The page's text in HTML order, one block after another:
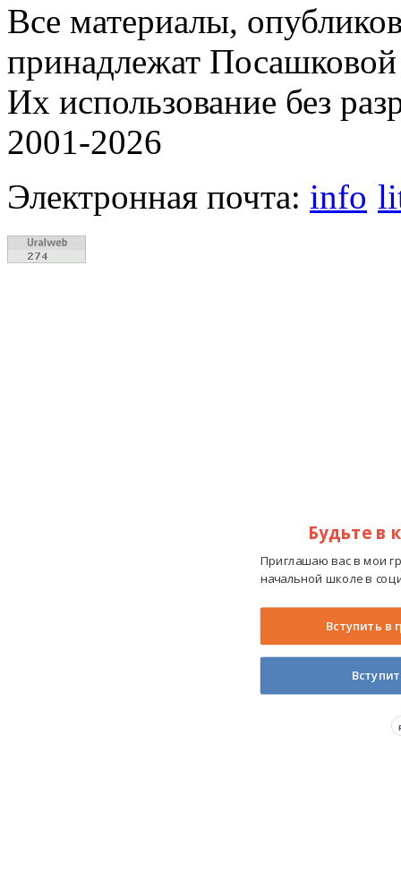
Все материалы,
принадлежат
Их использование без
2001-2026
Электронная почта: info
Будьте в
Приглашаю вас в мои
начальной школе в
Вступить в